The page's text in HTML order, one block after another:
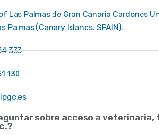
Las Palmas de Gran Canaria Cardones
Palmas (Canary Islands, SPAIN).
333
130
sobre acceso a